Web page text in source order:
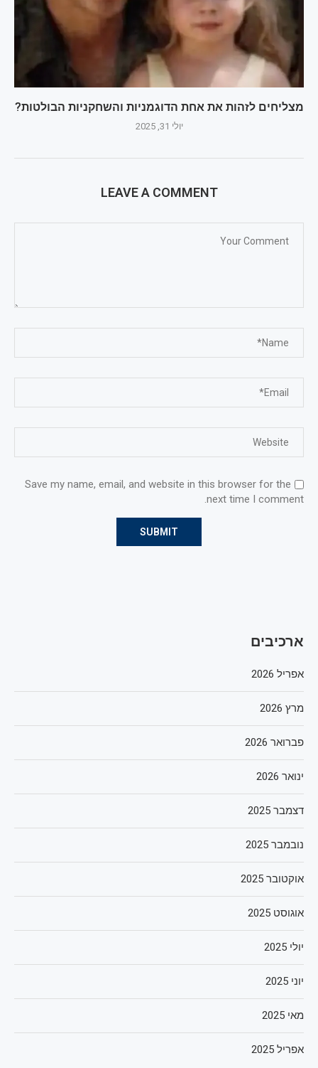
מצליחים לזהות את אחת הדוגמניות והשחקניות הבולטות?
יולי 31, 2025
LEAVE A COMMENT
Save my name, email, and website in this browser for the
next time I comment.
ארכיבים
אפריל 2026
מרץ 2026
פברואר 2026
ינואר 2026
דצמבר 2025
נובמבר 2025
אוקטובר 2025
אוגוסט 2025
יולי 2025
יוני 2025
מאי 2025
אפריל 2025